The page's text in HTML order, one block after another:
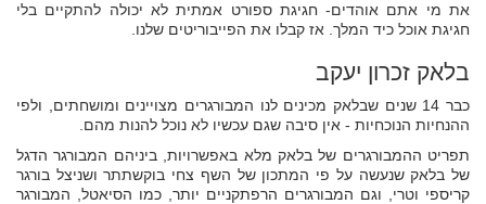
את מי אתם אוהדים- חגיגת ספורט אמתית לא יכולה להתקיים בלי
חגיגת אוכל כיד המלך. אז קבלו את הפייבוריטים שלנו.
בלאק זכרון יעקב
כבר 14 שנים שבלאק מכינים לנו המבורגרים מצויינים ומושחתים, ולפי
ההנחיות הנוכחיות - אין סיבה שגם עכשיו לא נוכל להנות מהם.
תפריט ההמבורגרים של בלאק מלא באפשרויות, ביניהם המבורגר הדגל
של בלאק שנעשה על פי המתכון של השף צחי בוקשתתר ושניצל בורגר
קריספי וטרי, וגם המבורגרים הרפתקניים יותר, כמו הסיאטל, המבורגר